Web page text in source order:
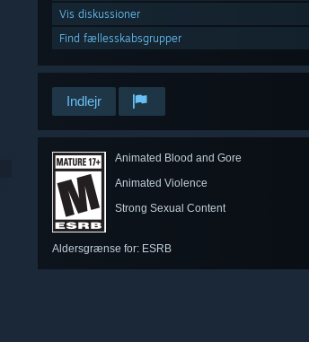
Vis diskussioner
Find fællesskabsgrupper
Indlejr
Animated Blood and Gore
Animated Violence
Strong Sexual Content
Aldersgrænse for: ESRB